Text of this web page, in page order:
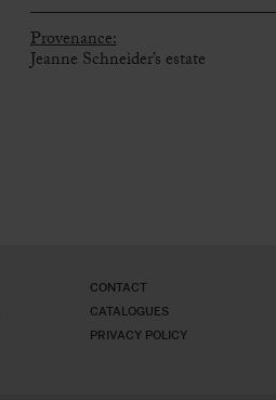
Provenance:
Jeanne Schneider’s estate
CONTACT
CATALOGUES
PRIVACY POLICY